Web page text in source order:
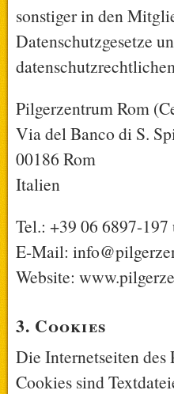
sonstiger in den
Datenschutzgesetze
Pilgerzentrum Rom
Via del Banco di S.
00186 Rom
Italien
Tel.: +39 06 6897-
E-Mail:
Website:
3. Cookies
Die Internetseiten des
Cookies sind